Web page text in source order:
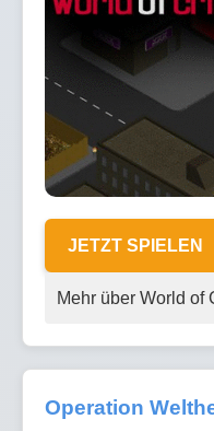
JETZT SPIELEN
Mehr über World of
Operation